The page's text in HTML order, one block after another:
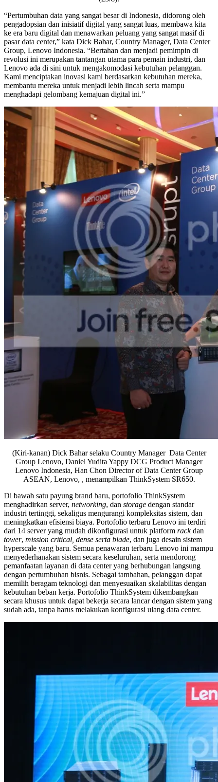
“Pertumbuhan data yang sangat besar di Indonesia, didorong oleh
pengadopsian dan inisiatif digital yang sangat luas, membawa kita
ke era baru digital dan menawarkan peluang yang sangat masif di
pasar data center,” kata Dick Bahar, Country Manager, Data Center
Group, Lenovo Indonesia. “Bertahan dan menjadi pemimpin di
revolusi ini merupakan tantangan utama para pemain industri, dan
Lenovo ada di sini untuk mengakomodasi kebutuhan pelanggan.
Kami menciptakan inovasi kami berdasarkan kebutuhan mereka,
membantu mereka untuk menjadi lebih lincah serta mampu
menghadapi gelombang kemajuan digital ini.”
(Kiri-kanan) Dick Bahar selaku Country Manager Data Center
Group Lenovo, Daniel Yudita Yappy DCG Product Manager
Lenovo Indonesia, Han Chon Director of Data Center Group
ASEAN, Lenovo, , menampilkan ThinkSystem SR650.
Di bawah satu payung brand baru, portofolio ThinkSystem
menghadirkan server, networking, dan storage dengan standar
industri tertinggi, sekaligus mengurangi kompleksitas sistem, dan
meningkatkan efisiensi biaya. Portofolio terbaru Lenovo ini terdiri
dari 14 server yang mudah dikonfigurasi untuk platform rackdan
tower, mission critical, dense serta blade, dan juga desain sistem
hyperscale yang baru. Semua penawaran terbaru Lenovo ini mampu
menyederhanakan sistem secara keseluruhan, serta mendorong
pemanfaatan layanan di data center yang berhubungan langsung
dengan pertumbuhan bisnis. Sebagai tambahan, pelanggan dapat
memilih beragam teknologi dan menyesuaikan skalabilitas dengan
kebutuhan beban kerja. Portofolio ThinkSystem dikembangkan
secara khusus untuk dapat bekerja secara lancar dengan sistem yang
sudah ada, tanpa harus melakukan konfigurasi ulang data center.